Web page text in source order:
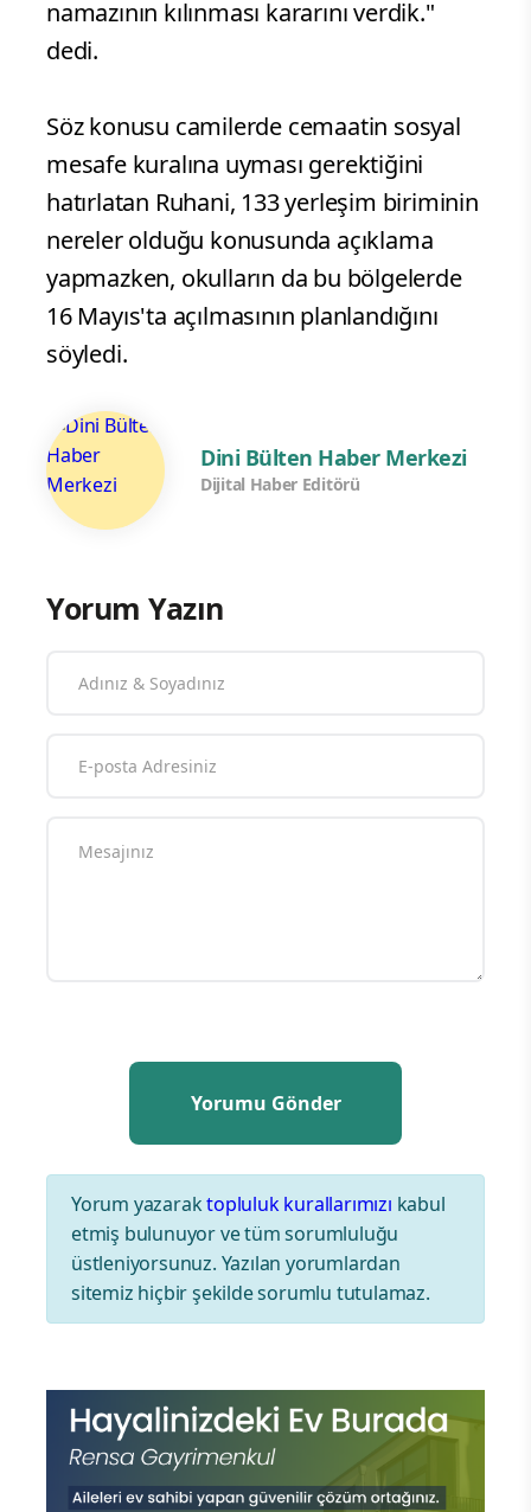
namazının kılınması kararını verdik."
dedi.
Söz konusu camilerde cemaatin sosyal
mesafe kuralına uyması gerektiğini
hatırlatan Ruhani, 133 yerleşim biriminin
nereler olduğu konusunda açıklama
yapmazken, okulların da bu bölgelerde
16 Mayıs'ta açılmasının planlandığını
söyledi.
Dini Bülten Haber Merkezi
Dijital Haber Editörü
Yorum Yazın
Yorum yazaraktopluluk kurallarımızı kabul
etmiş bulunuyor ve tüm sorumluluğu
üstleniyorsunuz. Yazılan yorumlardan
sitemiz hiçbir şekilde sorumlu tutulamaz.